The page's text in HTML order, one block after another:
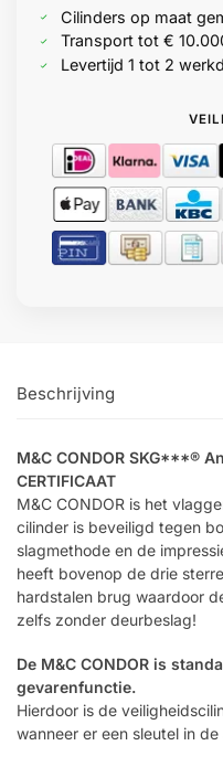
Cilinders op maat
Transport tot €
Levertijd 1 tot 2
Beschrijving
M&C CONDOR SKG***®
CERTIFICAAT
M&C CONDOR is het
cilinder is beveiligd tegen
slagmethode en de
heeft bovenop de drie
hardstalen brug waardoor
zelfs zonder deurbeslag!
De M&C CONDOR is
gevarenfunctie.
Hierdoor is de
wanneer er een sleutel in